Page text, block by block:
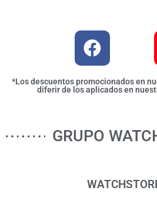
*Los descuentos promocionados en
diferir de los aplicados en
GRUPO